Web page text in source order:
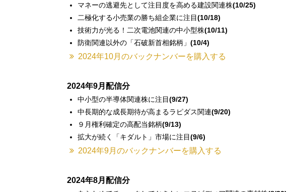
マネーの逃避先として注目度を高める建設関連株(10/25)
二極化する小売業の勝ち組企業に注目(10/18)
技術力が光る！二次電池関連の中小型株(10/11)
防衛関連以外の「石破新首相銘柄」 (10/4)
2024年10月のバックナンバーを購入する
2024年9月配信分
中小型の半導体関連株に注目(9/27)
中長期的な成長期待が高まるラピダス関連(9/20)
９月権利確定の高配当銘柄(9/13)
拡大が続く「キダルト」市場に注目(9/6)
2024年9月のバックナンバーを購入する
2024年8月配信分